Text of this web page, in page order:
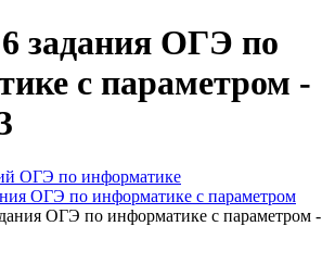
задания ОГЭ по
с параметром -
ОГЭ по информатике
ОГЭ по информатике с параметром
ОГЭ по информатике с параметром -